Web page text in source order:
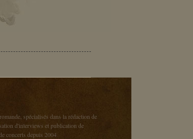
spécialisés dans la rédaction de
d'interviews et publication de
concerts depuis 2004